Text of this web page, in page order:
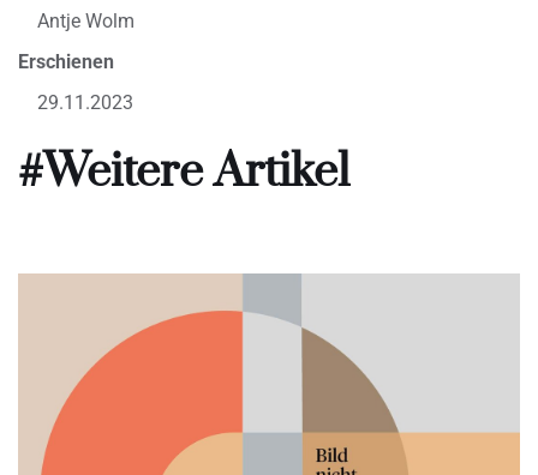
Antje Wolm
Erschienen
29.11.2023
#Weitere Artikel